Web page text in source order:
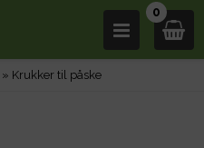
0
» Krukker til påske